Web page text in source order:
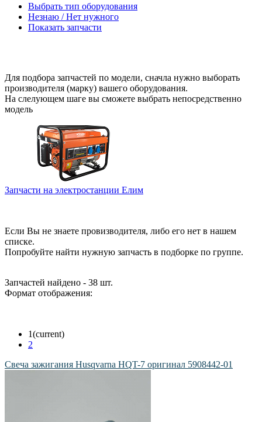
Выбрать тип оборудования
Незнаю / Нет нужного
Показать запчасти
Для подбора запчастей по модели, сначла нужно выборать
производителя (марку) вашего оборудования.
На слелующем шаге вы сможете выбрать непосредственно
модель
Запчасти на электростанции Елим
Если Вы не знаете провизводителя, либо его нет в нашем
списке.
Попробуйте найти нужную запчасть в подборке по группе.
Запчастей найдено - 38 шт.
Формат отображения:
1(current)
2
Свеча зажигания Husqvarna HQT-7 оригинал 5908442-01